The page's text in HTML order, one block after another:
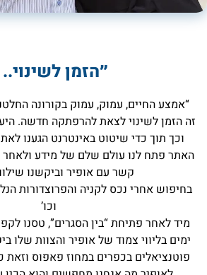
״הזמן
“אמצע החיים, עמוק, עמוק בקורונה
זה הזמן לשינוי לצאת להרפתקה חדשה.
וכך תוך כדי שיטוט באינטרנט הגענו
האתר פתח לנו עולם שלם של מידע ולאחר
קשר עם אופיר וביקשנו
בחיפוש אחרי נכס לקניה והפרוצדורות
וכו’
מיד לאחר פתיחת “בין הסגרים”, טסנו
ימים בליווי צמוד של אופיר והצוות שלו
פוטנציאלים בכפרים במחוז פאפוס וזאת